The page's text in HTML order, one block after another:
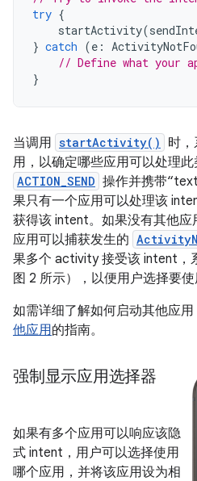
try {
startActivity(
} catch (e :
// Define what your
}
当调用 startActivity()
时
用，以确定哪些应用可以处理
ACTION_SEND 操作并携带
果只有一个应用可以处理该
获得该 intent。如果没有其他
应用可以捕获发生的
果多个 activity 接受该 intent，
图 2 所示），以便用户选择要使
如需详细了解如何启动其他应
他应用的指南。
强制显示应用选择器
如果有多个应用可以响应该隐
式 intent，用户可以选择使用
哪个应用，并将该应用设为相